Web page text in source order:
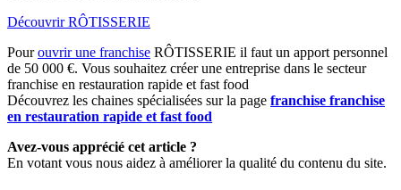
Découvrir RÔTISSERIE
Pourouvrir une franchise RÔTISSERIE il faut un apport personnel
de 50 000 €. Vous souhaitez créer une entreprise dans le secteur
franchise en restauration rapide et fast food
Découvrez les chaines spécialisées sur la page franchise franchise
en restauration rapide et fast food
Avez-vous apprécié cet article ?
En votant vous nous aidez à améliorer la qualité du contenu du site.